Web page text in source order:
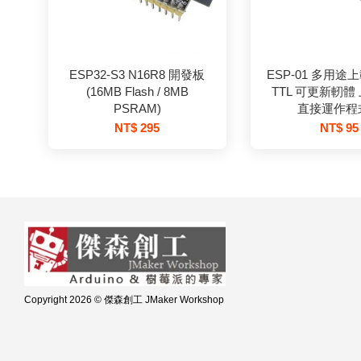
ESP32-S3 N16R8 開發板
(16MB Flash / 8MB
PSRAM)
NT$ 295
ESP-01 多用途
TTL 可更新軔體
直接運作程
NT$ 95
Copyright 2026 © 傑森創工 JMaker Workshop